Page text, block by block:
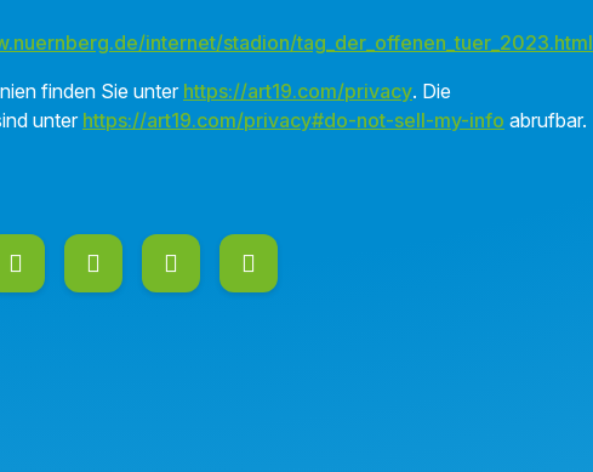
internet/stadion/tag_der_offenen_tuer_2023.html
finden Sie unter https://art19.com/privacy. Die
unter https://art19.com/privacy#do-not-sell-my-info abrufbar.